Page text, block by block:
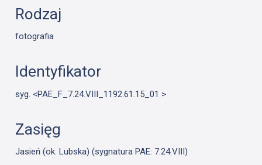
Rodzaj
fotografia
Identyfikator
syg. <PAE_F_7.24.VIII_1192.61.15_01 >
Zasięg
Jasień (ok. Lubska) (sygnatura PAE: 7.24.VIII)